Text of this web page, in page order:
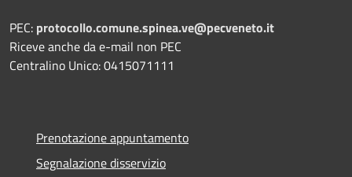
PEC: protocollo.comune.spinea.ve@pecveneto.it
Riceve anche da e-mail non PEC
Centralino Unico: 0415071111
Prenotazione appuntamento
Segnalazione disservizio